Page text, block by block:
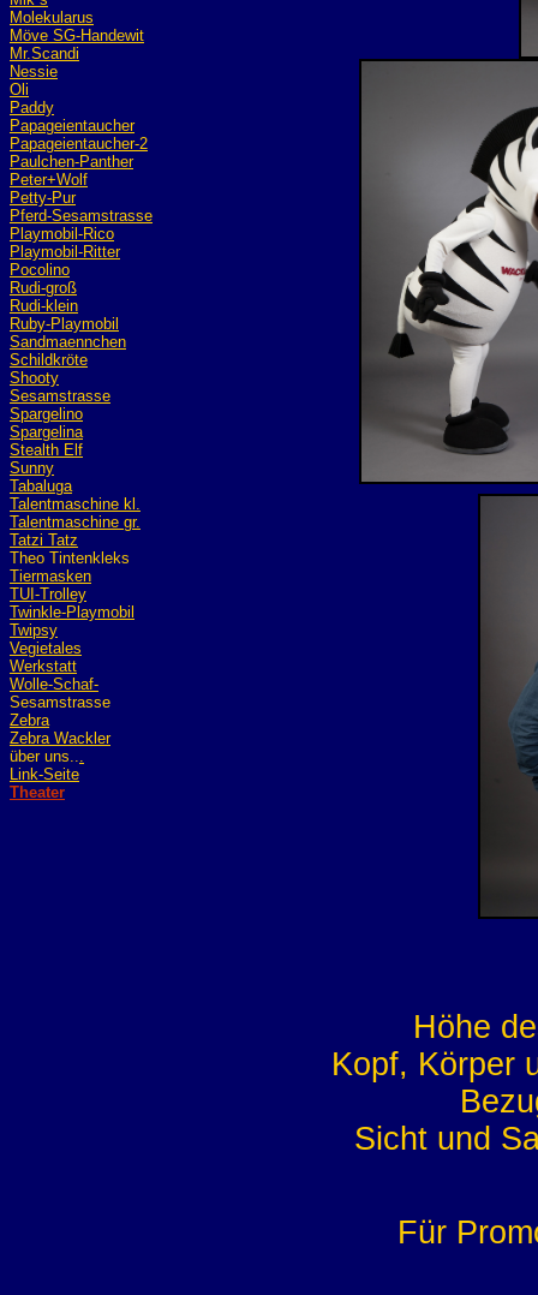
Molekularus
Möve SG-Handewit
Mr.Scandi
Nessie
Oli
Paddy
Papageientaucher
Papageientaucher-2
Paulchen-Panther
Peter+Wolf
Petty-Pur
Pferd-Sesamstrasse
Playmobil -Rico
Playmobil-Ritter
Pocolino
Rudi-groß
Rudi-klein
Ruby-Playmobil
Sandmaennchen
Schildkröte
Shooty
Sesamstrasse
Spargelino
Spargelina
Stealth Elf
Sunny
Tabaluga
Talentmaschine kl.
Talentmaschine gr.
Tatzi Tatz
Theo Tintenkleks
Tiermasken
TUI-Trolley
Twinkle-Playmobil
Twipsy
Vegietales
Werkstatt
Wolle-Schaf-
Sesamstrasse
Zebra
Zebra Wackler
über uns...
Link-Seite
Theater
Höhe
Kopf, Körper
Sicht und
Für